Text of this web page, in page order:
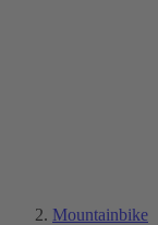
Mountainbike